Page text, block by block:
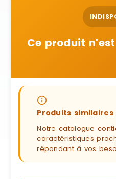
Ce produit
Produits similaires
Notre catalogue
caractéristiques
répondant à vos